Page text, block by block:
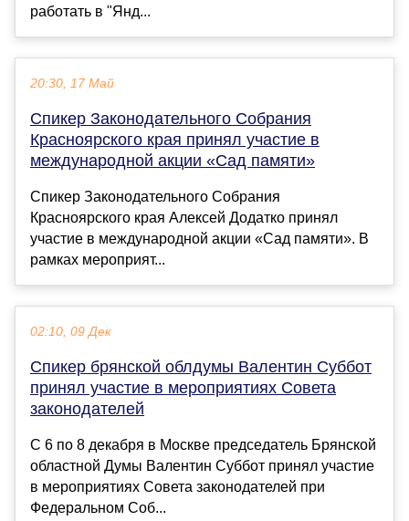
работать в "Янд...
20:30, 17 Май
Спикер Законодательного Собрания
Красноярского края принял участие в
международной акции «Сад памяти»
Спикер Законодательного Собрания
Красноярского края Алексей Додатко принял
участие в международной акции «Сад памяти». В
рамках мероприят...
02:10, 09 Дек
Спикер брянской облдумы Валентин Суббот
принял участие в мероприятиях Совета
законодателей
С 6 по 8 декабря в Москве председатель Брянской
областной Думы Валентин Суббот принял участие
в мероприятиях Совета законодателей при
Федеральном Соб...